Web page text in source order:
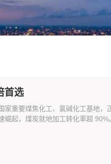
首选
家重要煤焦化工、氯碱化工基地
崛起，煤炭就地加工转化率超